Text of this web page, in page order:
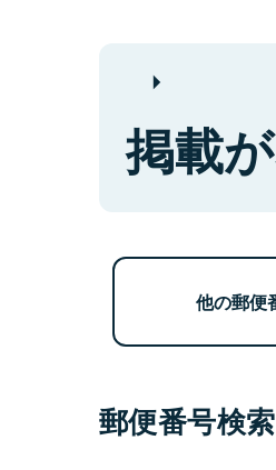
掲載
他の郵便
郵便番号検